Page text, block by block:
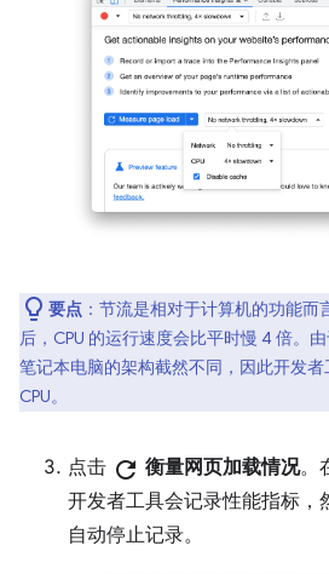
要点 ：节流是相对于计算机的功能
后，CPU 的运行速度会比平时慢 4 倍。
笔记本电脑的架构截然不同，因此开发
CPU。
点击 refresh 衡量网页加载情况。
开发者工具会记录性能指标，
自动停止记录。